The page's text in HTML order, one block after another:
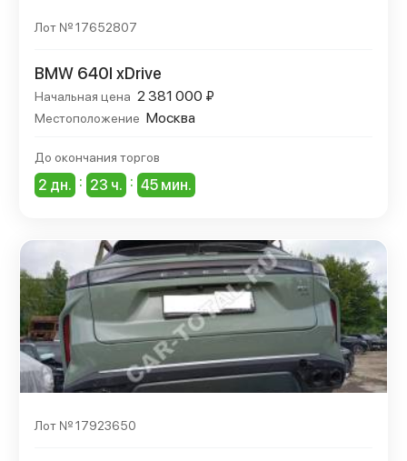
Лот № 17652807
BMW 640I xDrive
Начальная цена 2 381 000 ₽
Местоположение Москва
До окончания торгов
2 дн. : 23 ч. : 45 мин.
Лот № 17923650